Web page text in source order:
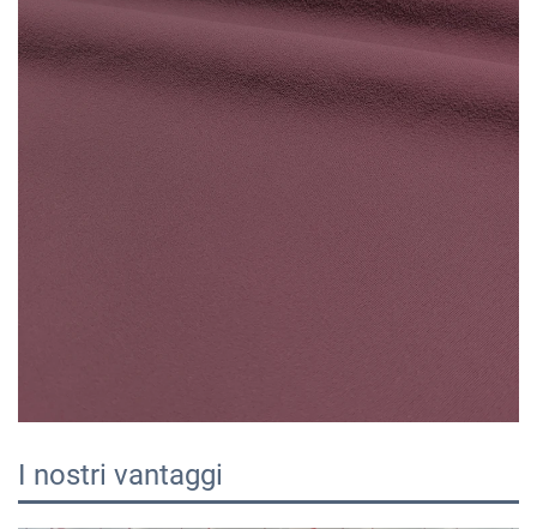
I nostri vantaggi